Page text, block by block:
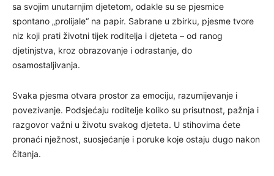
sa svojim unutarnjim djetetom, odakle su se pjesmice
spontano „prolijale“ na papir. Sabrane u zbirku, pjesme tvore
niz koji prati životni tijek roditelja i djeteta – od ranog
djetinjstva, kroz obrazovanje i odrastanje, do
osamostaljivanja.
Svaka pjesma otvara prostor za emociju, razumijevanje i
povezivanje. Podsjećaju roditelje koliko su prisutnost, pažnja i
razgovor važni u životu svakog djeteta. U stihovima ćete
pronaći nježnost, suosjećanje i poruke koje ostaju dugo nakon
čitanja.